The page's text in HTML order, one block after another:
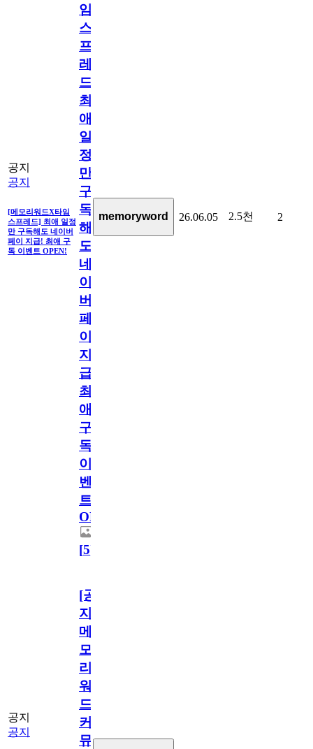
공지
공지
[메모리워드X타임
스프레드] 최애 일정
만 구독해도 네이버
페이 지급! 최애 구
독 이벤트 OPEN!
임
스
프
레
드]
최
애
일
정
만
구
독
해
도
네
이
버
페
이
지
급!
최
애
구
독
이
벤
트
OPEN!
[5]
memoryword 26.06.05 2.5천 2
공지
공지
[공
지]
메
모
리
워
드
커
뮤